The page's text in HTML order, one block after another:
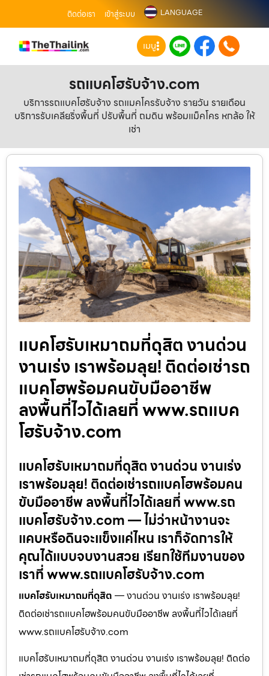
ติดต่อเรา เข้าสู่ระบบ LANGUAGE
เมนู
รถแบคโฮรับจ้าง.com
บริการรถแบคโฮรับจ้าง รถแมคโครรับจ้าง รายวัน รายเดือน
บริการรับเคลียริ่งพื้นที่ ปรับพื้นที่ ถมดิน พร้อมแม็คโคร หกล้อ ให้
เช่า
แบคโฮรับเหมาถมที่ดุสิต งานด่วน
งานเร่ง เราพร้อมลุย! ติดต่อเช่ารถ
แบคโฮพร้อมคนขับมืออาชีพ
ลงพื้นที่ไวได้เลยที่ www.รถแบค
โฮรับจ้าง.com
แบคโฮรับเหมาถมที่ดุสิต งานด่วน งานเร่ง
เราพร้อมลุย! ติดต่อเช่ารถแบคโฮพร้อมคน
ขับมืออาชีพ ลงพื้นที่ไวได้เลยที่ www.รถ
แบคโฮรับจ้าง.com — ไม่ว่าหน้างานจะ
แคบหรือดินจะแข็งแค่ไหน เราก็จัดการให้
คุณได้แบบจบงานสวย เรียกใช้ทีมงานของ
เราที่ www.รถแบคโฮรับจ้าง.com
แบคโฮรับเหมาถมที่ดุสิต — งานด่วน งานเร่ง เราพร้อมลุย!
ติดต่อเช่ารถแบคโฮพร้อมคนขับมืออาชีพ ลงพื้นที่ไวได้เลยที่
www.รถแบคโฮรับจ้าง.com
แบคโฮรับเหมาถมที่ดุสิต งานด่วน งานเร่ง เราพร้อมลุย! ติดต่อ